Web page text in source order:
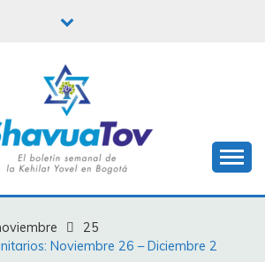
SHAVUA
25
Noviembre 26 – Diciembre 2